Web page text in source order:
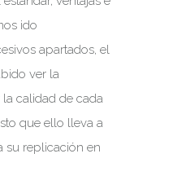
ido
apartados, el
ver la
calidad de cada
que ello lleva a
su replicación en